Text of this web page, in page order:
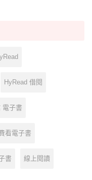
HyRead 借閱
電子書
看電子書
書 線上閱讀